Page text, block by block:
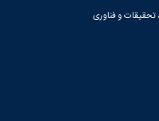
تحقیقات و فناوری